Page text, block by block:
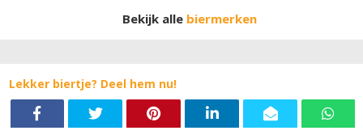
Bekijk alle biermerken
Lekker biertje? Deel hem nu!